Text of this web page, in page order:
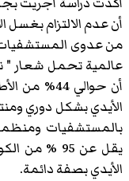
من عدوى
عالمية تحمل شعار "
أن حوالي
الأيدي بشكل دوري
بالمستشفيات ومنظمة
يقل عن 95
الأيدي بصفة دائمة.